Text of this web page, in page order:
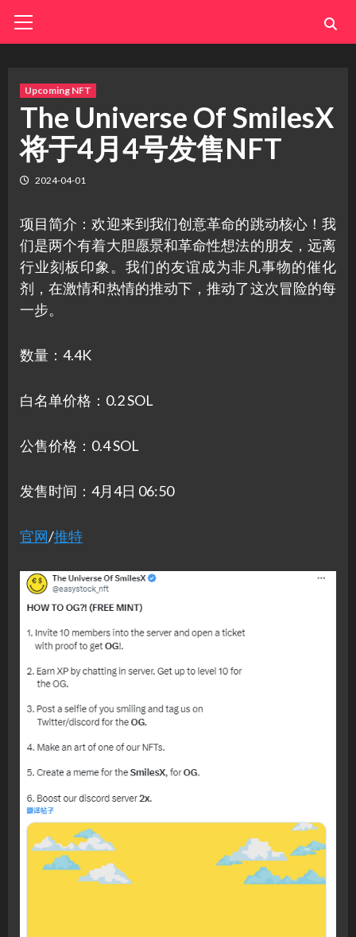
Menu
Upcoming NFT
The Universe Of SmilesX
将于4月4号发售NFT
2024-04-01
项目简介：欢迎来到我们创意革命的跳动核心！我
们是两个有着大胆愿景和革命性想法的朋友，远离
行业刻板印象。我们的友谊成为非凡事物的催化
剂，在激情和热情的推动下，推动了这次冒险的每
一步。
数量：4.4K
白名单价格：0.2 SOL
公售价格：0.4 SOL
发售时间：4月4日 06:50
官网/推特